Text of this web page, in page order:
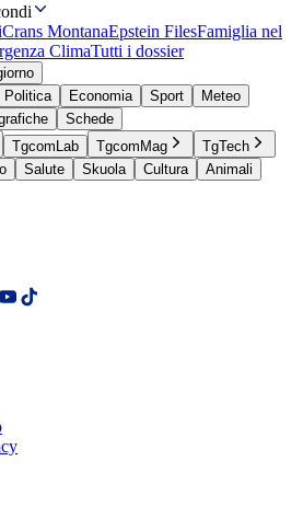
Crans MontanaEpstein FilesFamiglia nel
ClimaTutti i dossier
Politica Economia Sport
Meteo
Schede
TgcomLab TgcomMag
TgTech
Salute Skuola Cultura
Animali